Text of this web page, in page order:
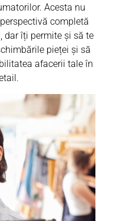
Acesta nu
completă
dar îți permite și să te
pieței și să
afacerii tale în